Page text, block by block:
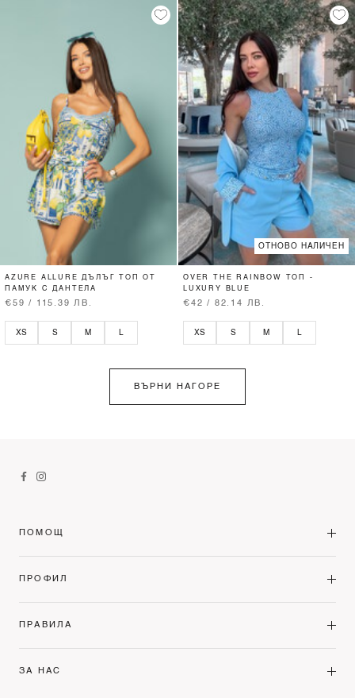
AZURE ALLURE ДЪЛЪГ ТОП ОТ
ПАМУК С ДАНТЕЛА
€59 / 115.39 ЛВ.
XS S M
ОТНОВО НАЛИЧЕН
OVER THE RAINBOW ТОП -
LUXURY BLUE
€42 / 82.14 ЛВ.
XS S M
ВЪРНИ НАГОРЕ
ПОМОЩ
ПРОФИЛ
ПРАВИЛА
ЗА НАС